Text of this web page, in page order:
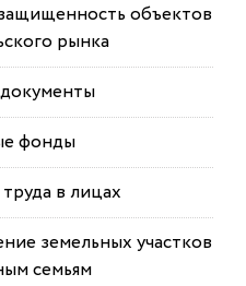
объектов
рынка
фонды
в лицах
земельных участков
семьям